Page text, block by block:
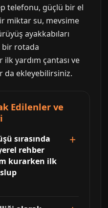
telefonu, güçlü bir el
miktar su, mevsime
ayakkabıları
bir rotada
yardım çantası ve
da ekleyebilirsiniz.
Edilenler ve
sırasında
rehber
kurarken ilk